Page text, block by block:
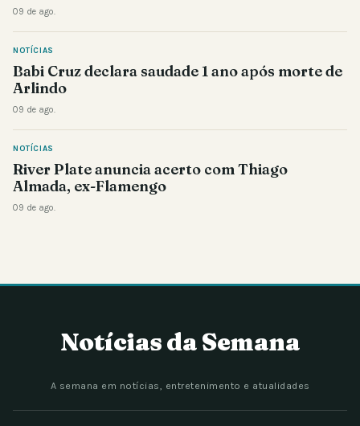
09 de ago.
NOTÍCIAS
Babi Cruz declara saudade 1 ano após morte de
Arlindo
09 de ago.
NOTÍCIAS
River Plate anuncia acerto com Thiago
Almada, ex-Flamengo
09 de ago.
Notícias da Semana
A semana em notícias, entretenimento e atualidades